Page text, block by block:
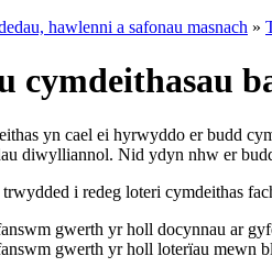
hawlenni a safonau masnach »
cymdeithasau
yn cael ei hyrwyddo er budd
diwylliannol. Nid ydyn nhw er
i redeg loteri cymdeithas
gwerth yr holl docynnau ar
gwerth yr holl loterïau mewn